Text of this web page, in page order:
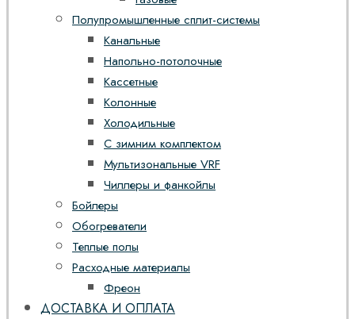
Полупромышленные сплит-системы
Канальные
Напольно-потолочные
Кассетные
Колонные
Холодильные
С зимним комплектом
Мультизональные VRF
Чиллеры и фанкойлы
Бойлеры
Обогреватели
Теплые полы
Расходные материалы
Фреон
ДОСТАВКА И ОПЛАТА